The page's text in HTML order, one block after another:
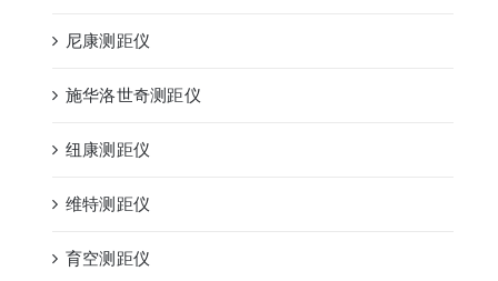
尼康测距仪
施华洛世奇测距仪
纽康测距仪
维特测距仪
育空测距仪